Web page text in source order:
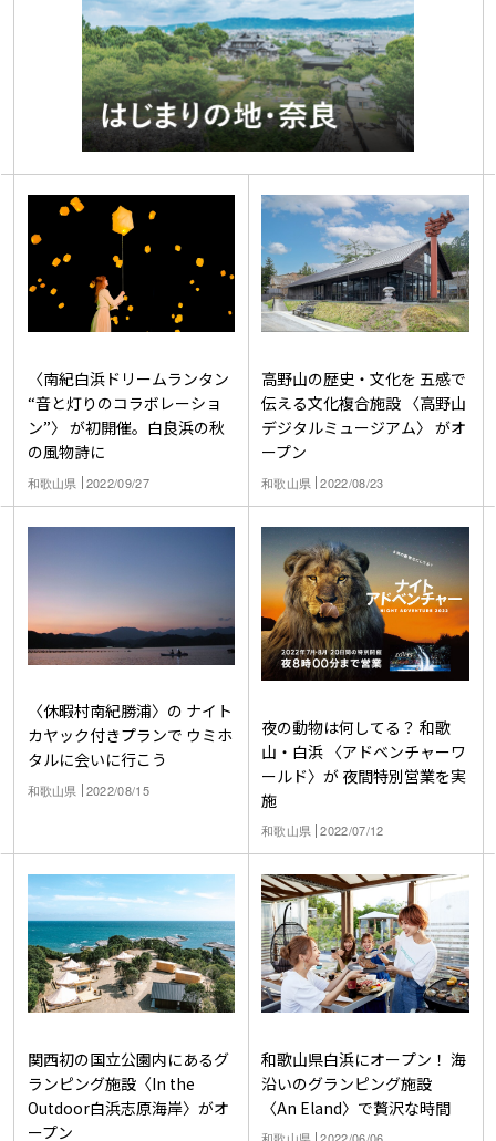
〈南紀白浜ドリームランタン
“音と灯りのコラボレーショ
ン”〉 が初開催。白良浜の秋
の風物詩に
和歌山県 2022/09/27
高野山の歴史・文化を 五感で
伝える文化複合施設 〈高野山
デジタルミュージアム〉 がオ
ープン
和歌山県 2022/08/23
〈休暇村南紀勝浦〉の ナイト
カヤック付きプランで ウミホ
タルに会いに行こう
和歌山県 2022/08/15
夜の動物は何してる？ 和歌
山・白浜 〈アドベンチャーワ
ールド〉が 夜間特別営業を実
施
和歌山県 2022/07/12
関西初の国立公園内にあるグ
ランピング施設〈In the
Outdoor白浜志原海岸〉がオ
ープン
和歌山県白浜にオープン！ 海
沿いのグランピング施設
〈An Eland〉で贅沢な時間